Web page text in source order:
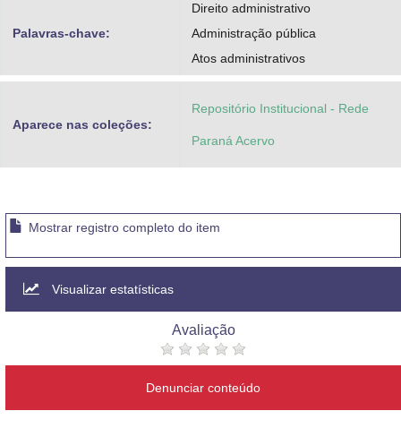
Palavras-chave:
Direito administrativo
Administração pública
Atos administrativos
Aparece nas coleções:
Repositório Institucional - Rede
Paraná Acervo
Mostrar registro completo do item
Visualizar estatísticas
Avaliação
Denunciar conteúdo